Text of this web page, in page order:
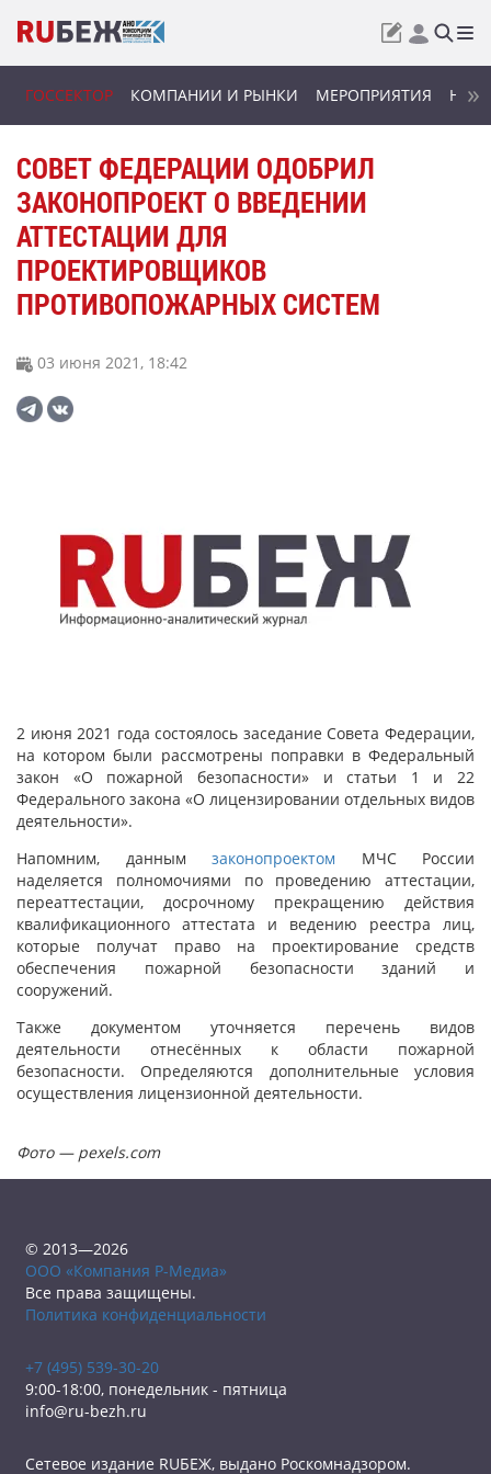
ГОССЕКТОР КОМПАНИИ И РЫНКИ МЕРОПРИЯТИЯ
СОВЕТ ФЕДЕРАЦИИ ОДОБРИЛ
ЗАКОНОПРОЕКТ О ВВЕДЕНИИ
АТТЕСТАЦИИ ДЛЯ
ПРОЕКТИРОВЩИКОВ
ПРОТИВОПОЖАРНЫХ СИСТЕМ
03 июня 2021, 18:42
2 июня 2021 года состоялось заседание Совета Федерации,
на котором были рассмотрены поправки в Федеральный
закон «О пожарной безопасности» и статьи 1 и 22
Федерального закона «О лицензировании отдельных видов
деятельности».
Напомним, данным законопроектом МЧС России
наделяется полномочиями по проведению аттестации,
переаттестации, досрочному прекращению действия
квалификационного аттестата и ведению реестра лиц,
которые получат право на проектирование средств
обеспечения пожарной безопасности зданий и
сооружений.
Также документом уточняется перечень видов
деятельности отнесённых к области пожарной
безопасности. Определяются дополнительные условия
осуществления лицензионной деятельности.
Фото — pexels.com
© 2013—2026
ООО «Компания Р-Медиа»
Все права защищены.
Политика конфиденциальности
+7 (495) 539-30-20
9:00-18:00, понедельник - пятница
info@ru-bezh.ru
Сетевое издание RUБЕЖ, выдано Роскомнадзором.